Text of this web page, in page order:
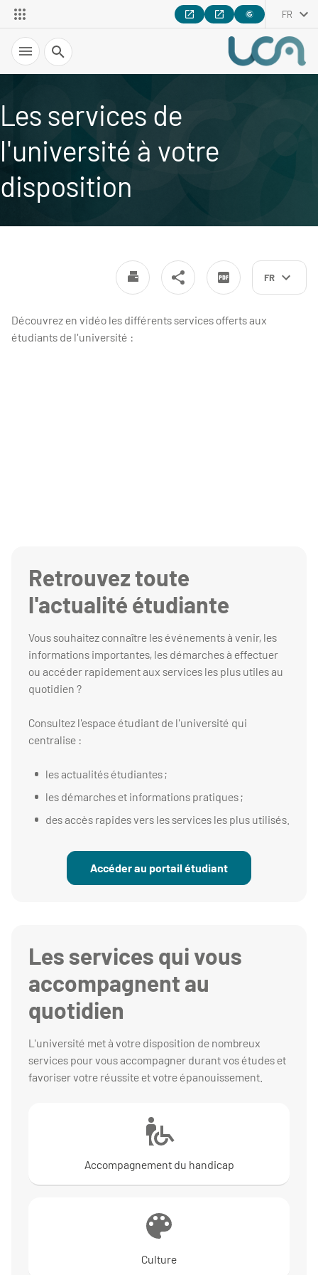
FR
Recherche
Les services de
l'université à votre
disposition
FR
Découvrez en vidéo les différents services offerts aux
étudiants de l'université :
Retrouvez toute
l'actualité étudiante
Vous souhaitez connaître les événements à venir, les
informations importantes, les démarches à effectuer
ou accéder rapidement aux services les plus utiles au
quotidien ?
Consultez l'espace étudiant de l'université qui
centralise :
les actualités étudiantes ;
les démarches et informations pratiques ;
des accès rapides vers les services les plus utilisés.
Accéder au portail étudiant
Les services qui vous
accompagnent au
quotidien
L'université met à votre disposition de nombreux
services pour vous accompagner durant vos études et
favoriser votre réussite et votre épanouissement.
Accompagnement du handicap
Culture